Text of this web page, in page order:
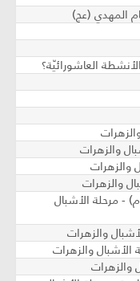
المهدي (عج)
العاشورائيّة؟
والزهرات
والزهرات
والزهرات
- مرحلة الأشبال